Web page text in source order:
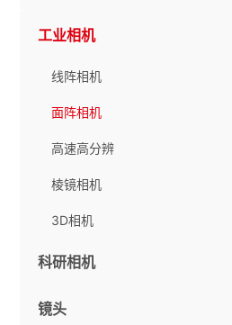
工业相机
线阵相机
面阵相机
高速高分辨
棱镜相机
3D相机
科研相机
镜头